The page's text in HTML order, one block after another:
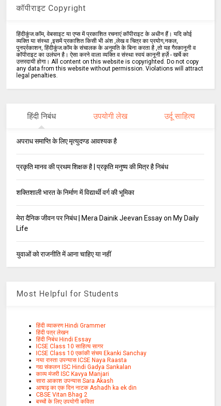
कॉपीराइट Copyright
हिंदीकुंज.कॉम, वेबसाइट या एप्स में प्रकाशित रचनाएं कॉपीराइट के अधीन हैं। यदि कोई
व्यक्ति या संस्था ,इसमें प्रकाशित किसी भी अंश ,लेख व चित्र का प्रयोग,नकल,
पुनर्प्रकाशन, हिंदीकुंज.कॉम के संचालक के अनुमति के बिना करता है ,तो यह गैरकानूनी व
कॉपीराइट का उलंघन है। ऐसा करने वाला व्यक्ति व संस्था स्वयं कानूनी हर्ज़े - खर्चे का
उत्तरदायी होगा। All content on this website is copyrighted. Do not copy
any data from this website without permission. Violations will attract
legal penalties.
हिंदी निबंध उपयोगी लेख उर्दू साहित्य
अपराध समाप्ति के लिए मृत्युदण्ड आवश्यक है
प्रकृति मानव की प्रथम शिक्षक है | प्रकृति मनुष्य की मित्र है निबंध
शक्तिशाली भारत के निर्माण में विद्यार्थी वर्ग की भूमिका
मेरा दैनिक जीवन पर निबंध | Mera Dainik Jeevan Essay on My Daily
Life
युवाओं को राजनीति में आना चाहिए या नहीं
Most Helpful for Students
हिंदी व्याकरण Hindi Grammer
हिंदी पत्र लेखन
हिंदी निबंध Hindi Essay
ICSE Class 10 साहित्य सागर
ICSE Class 10 एकांकी संचय Ekanki Sanchay
नया रास्ता उपन्यास ICSE Naya Raasta
गद्य संकलन ISC Hindi Gadya Sankalan
काव्य मंजरी ISC Kavya Manjari
सारा आकाश उपन्यास Sara Akash
आषाढ़ का एक दिन नाटक Ashadh ka ek din
CBSE Vitan Bhag 2
बच्चों के लिए उपयोगी कविता